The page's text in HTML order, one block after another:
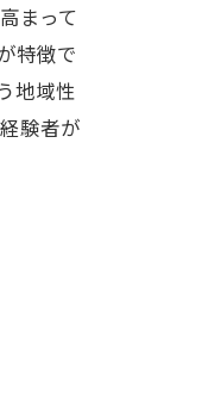
まって
特徴で
地域性
験者が